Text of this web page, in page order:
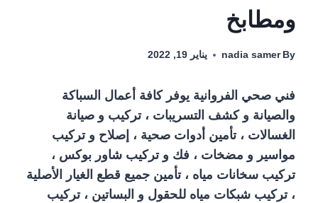
ومطابخ
By
nadia samer يناير 19, 2022
فني صحي الفروانية يوفر كافة أعمال السباكة
والصيانة و كشف التسريبات ، تركيب و صيانة
الغسالات ، تأمين أدوات صحية ، إصلاح و تركيب
مواسير و مضخات ، فك و تركيب شاور بوكس ،
تركيب سخانات مياه ، تأمين جميع قطع الغيار الأصلية
، تركيب شبكات مياه للحقول و البساتين ، تركيب